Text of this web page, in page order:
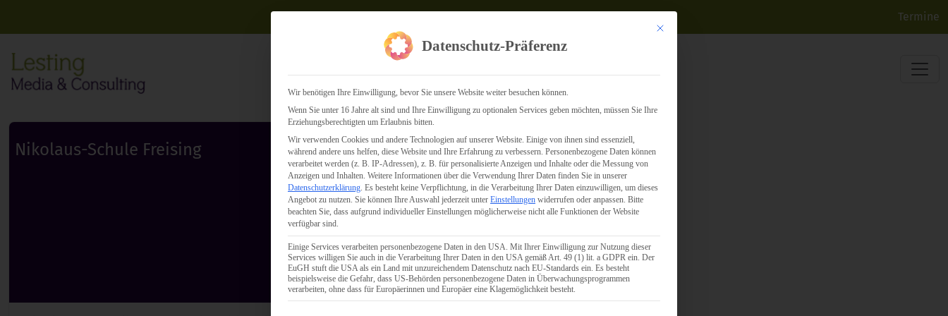
Termine
Nikolaus-Schule Freising
Mit diesem Button wird der Dialog geschlossen. Seine Funktionalität ist identisch mit
Datenschutz-Präferenz
Wir benötigen Ihre Einwilligung, bevor Sie unsere Website weiter besuchen können.
Wenn Sie unter 16 Jahre alt sind und Ihre Einwilligung zu optionalen Services geben möchten, müssen Sie Ihre
Erziehungsberechtigten um Erlaubnis bitten.
Wir verwenden Cookies und andere Technologien auf unserer Website. Einige von ihnen sind essenziell,
während andere uns helfen, diese Website und Ihre Erfahrung zu verbessern. Personenbezogene Daten können
verarbeitet werden (z. B. IP-Adressen), z. B. für personalisierte Anzeigen und Inhalte oder die Messung von
Anzeigen und Inhalten. Weitere Informationen über die Verwendung Ihrer Daten finden Sie in unserer
Datenschutzerklärung. Es besteht keine Verpflichtung, in die Verarbeitung Ihrer Daten einzuwilligen, um dieses
Angebot zu nutzen. Sie können Ihre Auswahl jederzeit unter Einstellungen widerrufen oder anpassen. Bitte
beachten Sie, dass aufgrund individueller Einstellungen möglicherweise nicht alle Funktionen der Website
verfügbar sind.
Einige Services verarbeiten personenbezogene Daten in den USA. Mit Ihrer Einwilligung zur Nutzung dieser
Services willigen Sie auch in die Verarbeitung Ihrer Daten in den USA gemäß Art. 49 (1) lit. a GDPR ein. Der
EuGH stuft die USA als ein Land mit unzureichendem Datenschutz nach EU-Standards ein. Es besteht
beispielsweise die Gefahr, dass US-Behörden personenbezogene Daten in Überwachungsprogrammen
verarbeiten, ohne dass für Europäerinnen und Europäer eine Klagemöglichkeit besteht.